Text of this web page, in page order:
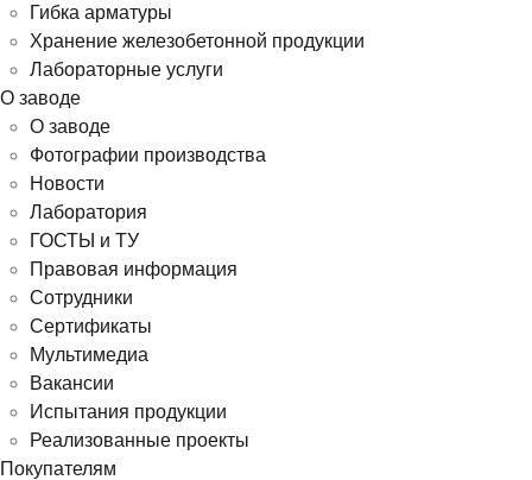
Гибка арматуры
Хранение железобетонной продукции
Лабораторные услуги
О заводе
О заводе
Фотографии производства
Новости
Лаборатория
ГОСТЫ и ТУ
Правовая информация
Сотрудники
Сертификаты
Мультимедиа
Вакансии
Испытания продукции
Реализованные проекты
Покупателям